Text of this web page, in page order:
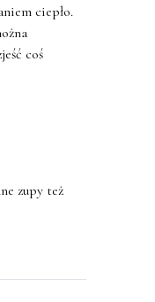
ciepło.
coś
zupy też